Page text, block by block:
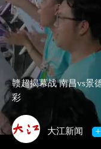
赣超揭幕战 南昌vs景
彩
大江新闻 +